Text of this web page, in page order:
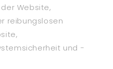
Website,
reibungslosen
und -